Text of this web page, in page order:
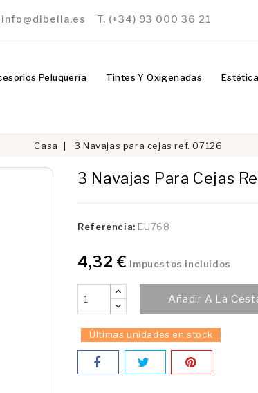
T. (+34) 93 000 36 21
Peluquería Tintes Y Oxigenadas
Casa 3 Navajas para cejas ref. 07126
3 Navajas Para Cejas
Referencia: EU768
4,32 € Impuestos incluidos
Añadir A La
Últimas unidades en stock